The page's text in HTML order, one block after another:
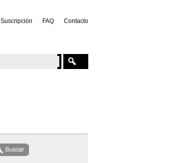
Suscripción FAQ Contacto